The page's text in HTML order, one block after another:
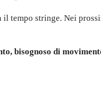
il tempo stringe. Nei
bisognoso di